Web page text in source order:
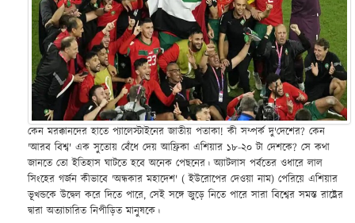
কেন মরক্কানদের হাতে প্যালেস্টাইনের জাতীয় পতাকা! কী সম্পর্ক দু'দেশের? কেন
'আরব বিশ্ব' এক সুতোয় বেঁধে দেয় আফ্রিকা এশিয়ার ১৮-২০ টা দেশকে? সে কথা
জানতে তো ইতিহাস ঘাটতে হবে অনেক পেছনের। অ্যাটলাস পর্বতের ওধারে লাল
সিংহের গর্জন কীভাবে 'অন্ধকার মহাদেশ' ( ইউরোপের দেওয়া নাম) পেরিয়ে এশিয়ার
ভূখন্ডকে উদ্বেল করে দিতে পারে, সেই সঙ্গে জুড়ে নিতে পারে সারা বিশ্বের সমস্ত রাষ্ট্রের
দ্বারা অত্যাচারিত নিপীড়িত মানুষকে।